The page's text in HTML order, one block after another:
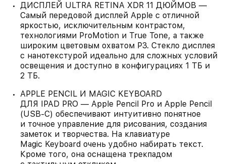
ДИСПЛЕЙ ULTRA RETINA XDR 11 ДЮЙМОВ —
Самый передовой дисплей Apple с отличной
яркостью, исключительным контрастом,
технологиями ProMotion и True Tone, а также
широким цветовым охватом P3. Стекло дисплея
с нанотекстурой идеально для сложных условий
освещения и доступно в конфигурациях 1 ТБ и
2 ТБ.
APPLE PENCIL И MAGIC KEYBOARD
ДЛЯ IPAD PRO — Apple Pencil Pro и Apple Pencil
(USB‑C) обеспечивают интуитивно понятное
и точное управление для рисования, создания
заметок и творчества. На клавиатуре
Magic Keyboard очень удобно набирать текст.
Кроме того, она оснащена трекпадом